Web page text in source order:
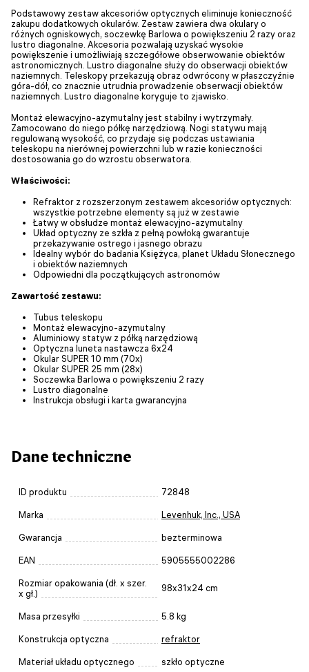
Podstawowy zestaw akcesoriów optycznych eliminuje konieczność
zakupu dodatkowych okularów. Zestaw zawiera dwa okulary o
różnych ogniskowych, soczewkę Barlowa o powiększeniu 2 razy oraz
lustro diagonalne. Akcesoria pozwalają uzyskać wysokie
powiększenie i umożliwiają szczegółowe obserwowanie obiektów
astronomicznych. Lustro diagonalne służy do obserwacji obiektów
naziemnych. Teleskopy przekazują obraz odwrócony w płaszczyźnie
góra-dół, co znacznie utrudnia prowadzenie obserwacji obiektów
naziemnych. Lustro diagonalne koryguje to zjawisko.
Montaż elewacyjno-azymutalny jest stabilny i wytrzymały.
Zamocowano do niego półkę narzędziową. Nogi statywu mają
regulowaną wysokość, co przydaje się podczas ustawiania
teleskopu na nierównej powierzchni lub w razie konieczności
dostosowania go do wzrostu obserwatora.
Właściwości:
Refraktor z rozszerzonym zestawem akcesoriów optycznych:
wszystkie potrzebne elementy są już w zestawie
Łatwy w obsłudze montaż elewacyjno-azymutalny
Układ optyczny ze szkła z pełną powłoką gwarantuje
przekazywanie ostrego i jasnego obrazu
Idealny wybór do badania Księżyca, planet Układu Słonecznego
i obiektów naziemnych
Odpowiedni dla początkujących astronomów
Zawartość zestawu:
Tubus teleskopu
Montaż elewacyjno-azymutalny
Aluminiowy statyw z półką narzędziową
Optyczna luneta nastawcza 6x24
Okular SUPER 10 mm (70x)
Okular SUPER 25 mm (28x)
Soczewka Barlowa o powiększeniu 2 razy
Lustro diagonalne
Instrukcja obsługi i karta gwarancyjna
Dane techniczne
ID produktu 72848
Marka Levenhuk, Inc., USA
Gwarancja bezterminowa
EAN 5905555002286
Rozmiar opakowania (dł. x szer.
x gł.)
98x31x24 cm
Masa przesyłki 5.8 kg
Konstrukcja optyczna refraktor
Materiał układu optycznego szkło optyczne